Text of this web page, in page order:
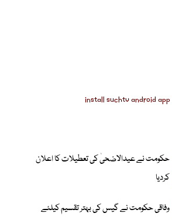
حکومت نے عیدالاضحیٰ کی تعطیلات کا اعلان
کردیا
وفاقی حکومت نے گیس کی بہتر تقسیم کیلئے